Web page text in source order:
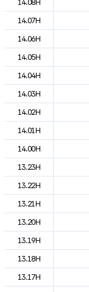
14.08H
14.07H
14.06H
14.05H
14.04H
14.03H
14.02H
14.01H
14.00H
13.23H
13.22H
13.21H
13.20H
13.19H
13.18H
13.17H